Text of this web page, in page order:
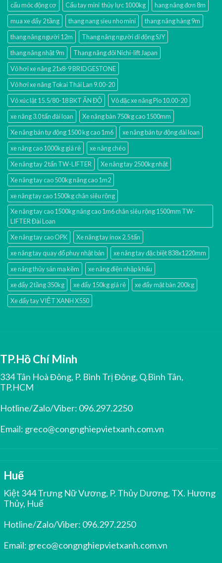
cẩu móc động cơ
Cẩu tay mini thủy lực 1000kg
hang nâng đơn 8m
mua xe đẩy 2 tầng
thang nang sieu nho mini
thang nâng hàng 9m
thang nâng người 12m
Thang nâng người di động SJY
thang nâng nhật 9m
Thang nâng đôi Nichi-lift Japan
Vỏ hơi xe nâng 21x8-9 BRIDGESTONE
Vỏ hơi xe nâng Tokai Thái Lan 9.00-20
Vỏ xúc lật 15.5/80-18 BKT ẤN ĐỘ
Vỏ đặc xe nâng Pio 10.00-20
xe nâng 3.0 tấn đài loan
Xe nâng bàn 750kg cao 1500mm
Xe nâng bán tự động 1500 kg cao 1m6
xe nâng bán tự động đài loan
xe nâng cao 1000kg giá rẻ
xe nâng chéo
Xe nâng tay 2 tấn TW-LIFTER
Xe nâng tay 2500kg nhật
Xe nâng tay cao 500kg nâng cao 1m2
xe nâng tay cao 1500kg chân siêu rộng
Xe nâng tay cao 1500kg nâng cao 1m6 chân siêu rộng 1500mm TW-
LIFTER Đài Loan
Xe nâng tay cao OPK
Xe nâng tay inox 2.5 tấn
xe nâng tay quay đổ phuy nhật bản
xe nâng tay đặc biệt 838x1220mm
xe nâng thủy sản mạ kẽm
xe nâng điện nhập khấu
xe đẩy 2 tầng 350kg
xe đẩy 150kg giá rẻ
xe đẩy mặt bàn 200kg
Xe đẩy tay VIỆT XANH X550
TP.Hồ Chí Minh
334 Tân Hoà Đông, P. Bình Trị Đông, Q.Bình Tân,
TP.HCM
Hotline/Zalo/Viber: 096.297.2250
Email: greco@congnghiepvietxanh.com.vn
Huế
Kiệt 344 Trưng Nữ Vương, P. Thủy Dương, TX. Hương
Thủy, Huế
Hotline/Zalo/Viber: 096.297.2250
Email: greco@congnghiepvietxanh.com.vn